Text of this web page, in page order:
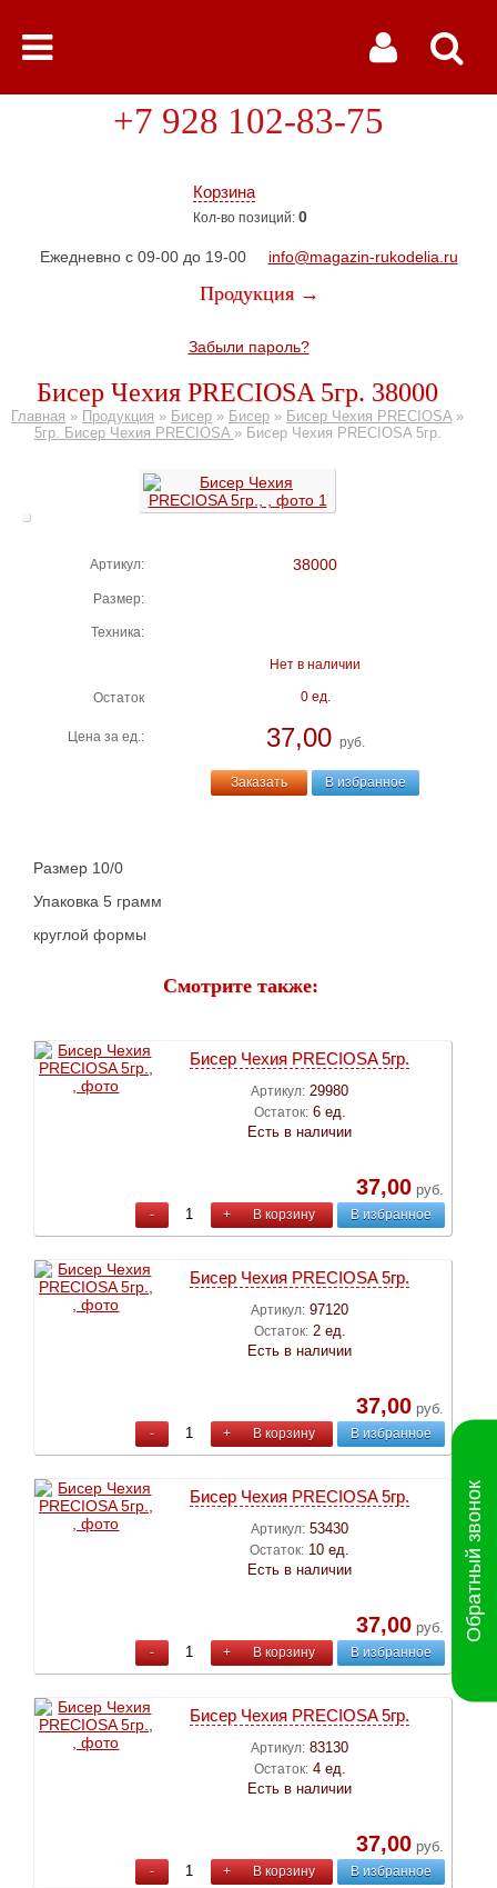
Корзина
Кол-во позиций: 0
+7 928 102-83-75
Ежедневно с 09-00 до 19-00 info@magazin-rukodelia.ru
Продукция →
Забыли пароль?
Бисер Чехия PRECIOSA 5гр. 38000
Главная » Продукция » Бисер » Бисер » Бисер Чехия PRECIOSA»
5гр. Бисер Чехия PRECIOSA » Бисер Чехия PRECIOSA 5гр.
Артикул: 38000
Размер:
Техника:
Нет в наличии
Остаток 0 ед.
Цена за ед.: 37,00 руб.
Заказать В избранное
Размер 10/0
Упаковка 5 грамм
круглой формы
Смотрите также:
Бисер Чехия PRECIOSA 5гр.
Артикул: 29980
Остаток: 6 ед.
Есть в наличии
37,00руб.
- + В корзину В избранное
Бисер Чехия PRECIOSA 5гр.
Артикул: 97120
Остаток: 2 ед.
Есть в наличии
37,00руб.
- + В корзину В избранное
Бисер Чехия PRECIOSA 5гр.
Артикул: 53430
Остаток: 10 ед.
Есть в наличии
37,00руб.
- + В корзину В избранное
Бисер Чехия PRECIOSA 5гр.
Артикул: 83130
Остаток: 4 ед.
Есть в наличии
37,00руб.
- + В корзину В избранное
Обратный звонок